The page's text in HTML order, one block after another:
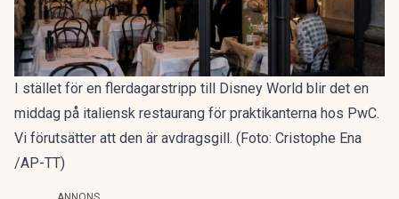
I stället för en flerdagarstripp till Disney World blir det en
middag på italiensk restaurang för praktikanterna hos PwC.
Vi förutsätter att den är avdragsgill. (Foto: Cristophe Ena
/AP-TT)